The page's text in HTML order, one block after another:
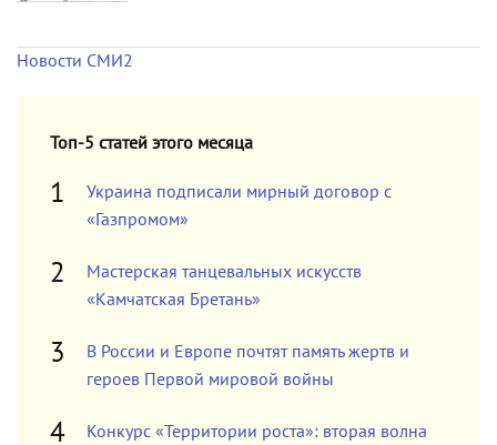
Новости СМИ2
Топ-5 статей этого месяца
Украина подписали мирный договор с
«Газпромом»
Мастерская танцевальных искусств
«Камчатская Бретань»
В России и Европе почтят память жертв и
героев Первой мировой войны
Конкурс «Территории роста»: вторая волна